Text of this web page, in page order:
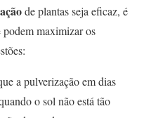
de plantas seja eficaz, é
maximizar os
a pulverização em dias
o sol não está tão